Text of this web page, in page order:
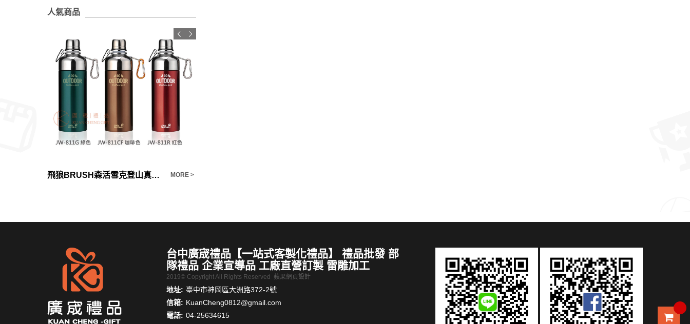
人氣商品
飛狼BRUSH森活雪克登山真空瓶 MORE >
台中廣宬禮品【一站式客製化禮品】 禮品批發 部
隊禮品 企業宣導品 工廠直營訂製 雷雕加工
2019© Copyright All Rights Reserved 蘋果網頁設計
地址: 臺中市神岡區大洲路372-2號
信箱: KuanCheng0812@gmail.com
電話: 04-25634615